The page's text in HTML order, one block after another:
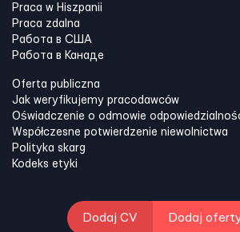
Praca w Hiszpanii
Praca zdalna
Работа в США
Работа в Канадe
Oferta publiczna
Jak weryfikujemy pracodawców
Oświadczenie o odmowie
Współczesne potwierdzenie niewolnictwa
Polityka skarg
Kodeks etyki
Dodaj CV Dodaj